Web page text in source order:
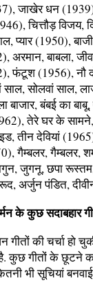
जाखेर धन
चित्तौड़ विजय,
प्यार (1950),
अरमान, बाबला,
फंटूश (1956), नौ दो
साल, सोलवां साल,
बाजार, बंबई का
तेरे घर के
तीन देवियां
गैम्बलर, गैम्बलर,
जुगनू, छपा
अर्जुन पंडित,
के कुछ सदाबहार
की चर्चा हो
है. कुछ गीतों के
भी सूचियां